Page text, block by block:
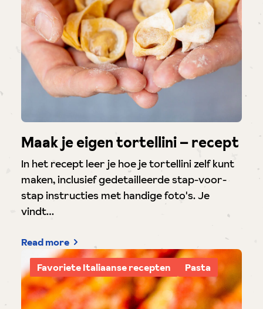
Maak je eigen tortellini – recept
In het recept leer je hoe je tortellini zelf kunt
maken, inclusief gedetailleerde stap-voor-
stap instructies met handige foto's. Je
vindt…
Read more
Favoriete Italiaanse recepten
Pasta